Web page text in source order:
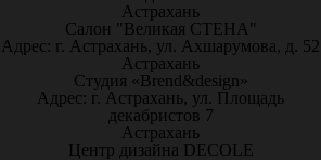
Астрахань
Салон "Великая СТЕНА"
Адрес: г. Астрахань, ул. Ахшарумова, д. 52
Астрахань
Студия «Brend&design»
Адрес: г. Астрахань, ул. Площадь
декабристов 7
Астрахань
Центр дизайна DECOLE